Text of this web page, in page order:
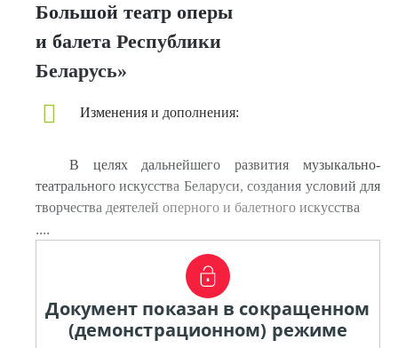
Большой театр оперы
и балета Республики
Беларусь»
Изменения и дополнения:
В целях дальнейшего развития музыкально-
театрального искусства Беларуси, создания условий для
творчества деятелей оперного и балетного искусства
....
Документ показан в сокращенном
(демонстрационном) режиме